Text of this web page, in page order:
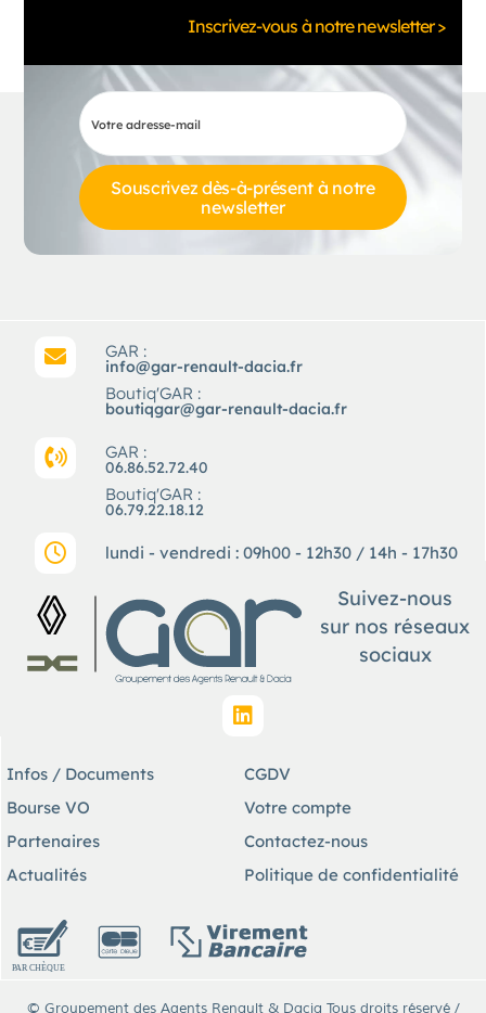
Inscrivez-vous à notre newsletter >
Souscrivez dès-à-présent à notre
newsletter
GAR :
info@gar-renault-dacia.fr
Boutiq'GAR :
boutiqgar@gar-renault-dacia.fr
GAR :
06.86.52.72.40
Boutiq'GAR :
06.79.22.18.12
lundi - vendredi : 09h00 - 12h30 / 14h - 17h30
Suivez-nous
sur nos réseaux
sociaux
Infos / Documents
Bourse VO
Partenaires
Actualités
CGDV
Votre compte
Contactez-nous
Politique de confidentialité
© Groupement des Agents Renault & Dacia Tous droits réservé /